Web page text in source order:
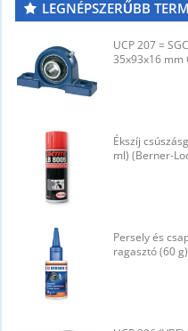
LEGNÉPSZERŰBB
UCP 207 =
35x93x16 mm
Ékszíj
ml) (Berner-
Persely és
ragasztó (60 g)